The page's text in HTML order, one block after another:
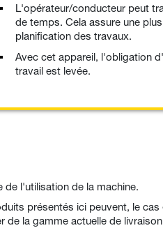
L'opérateur/conducteur peut
de temps. Cela assure une
planification des travaux.
Avec cet appareil, l'obligation
travail est levée.
l'utilisation de la machine.
présentés ici peuvent, le
la gamme actuelle de